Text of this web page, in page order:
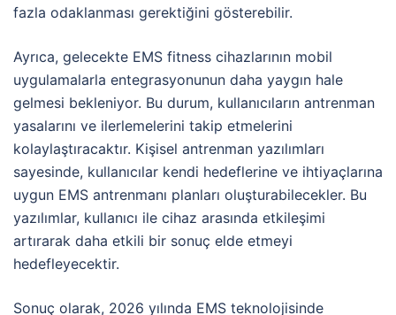
fazla odaklanması gerektiğini gösterebilir.
Ayrıca, gelecekte EMS fitness cihazlarının mobil
uygulamalarla entegrasyonunun daha yaygın hale
gelmesi bekleniyor. Bu durum, kullanıcıların antrenman
yasalarını ve ilerlemelerini takip etmelerini
kolaylaştıracaktır. Kişisel antrenman yazılımları
sayesinde, kullanıcılar kendi hedeflerine ve ihtiyaçlarına
uygun EMS antrenmanı planları oluşturabilecekler. Bu
yazılımlar, kullanıcı ile cihaz arasında etkileşimi
artırarak daha etkili bir sonuç elde etmeyi
hedefleyecektir.
Sonuç olarak, 2026 yılında EMS teknolojisinde